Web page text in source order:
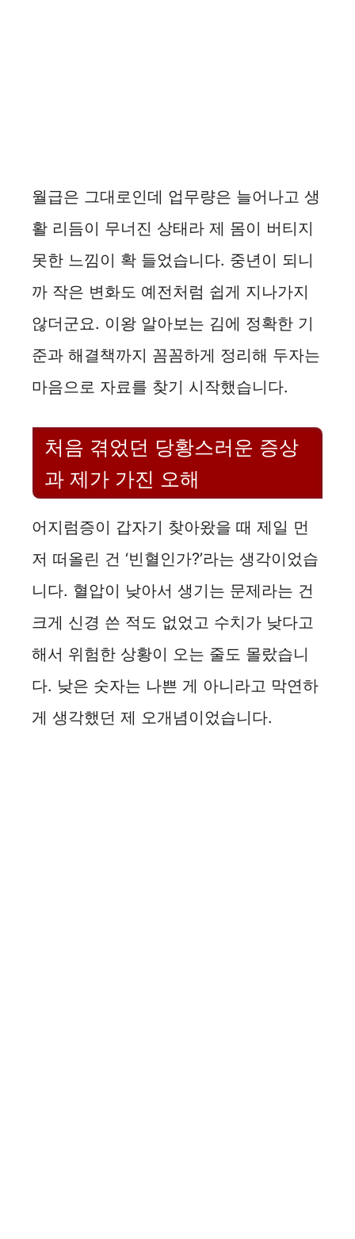
월급은 그대로인데 업무량은 늘어나고 생
활 리듬이 무너진 상태라 제 몸이 버티지
못한 느낌이 확 들었습니다. 중년이 되니
까 작은 변화도 예전처럼 쉽게 지나가지
않더군요. 이왕 알아보는 김에 정확한 기
준과 해결책까지 꼼꼼하게 정리해 두자는
마음으로 자료를 찾기 시작했습니다.
처음 겪었던 당황스러운 증상
과 제가 가진 오해
어지럼증이 갑자기 찾아왔을 때 제일 먼
저 떠올린 건 ‘빈혈인가?’라는 생각이었습
니다. 혈압이 낮아서 생기는 문제라는 건
크게 신경 쓴 적도 없었고 수치가 낮다고
해서 위험한 상황이 오는 줄도 몰랐습니
다. 낮은 숫자는 나쁜 게 아니라고 막연하
게 생각했던 제 오개념이었습니다.